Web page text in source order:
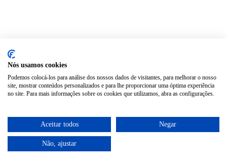
Nós usamos cookies
Podemos colocá-los para análise dos nossos dados de visitantes, para melhorar o nosso
site, mostrar conteúdos personalizados e para lhe proporcionar uma óptima experiência
no site. Para mais informações sobre os cookies que utilizamos, abra as configurações.
Aceitar todos Negar
Não, ajustar